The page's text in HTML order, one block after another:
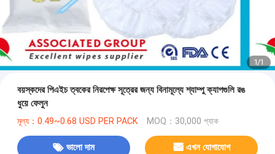
1/1
বয়স্কদের পিএইচ ত্বকের নিরপেক্ষ সূত্রের জন্য বিনামূল্যে শ্যাম্পু ক্যাপগুলি রঙ
ধুয়ে ফেলুন
মূল্য：0.49~0.68 USD PER PACK MOQ：30,000 প্যাক
ভালো দাম এখন যোগাযোগ